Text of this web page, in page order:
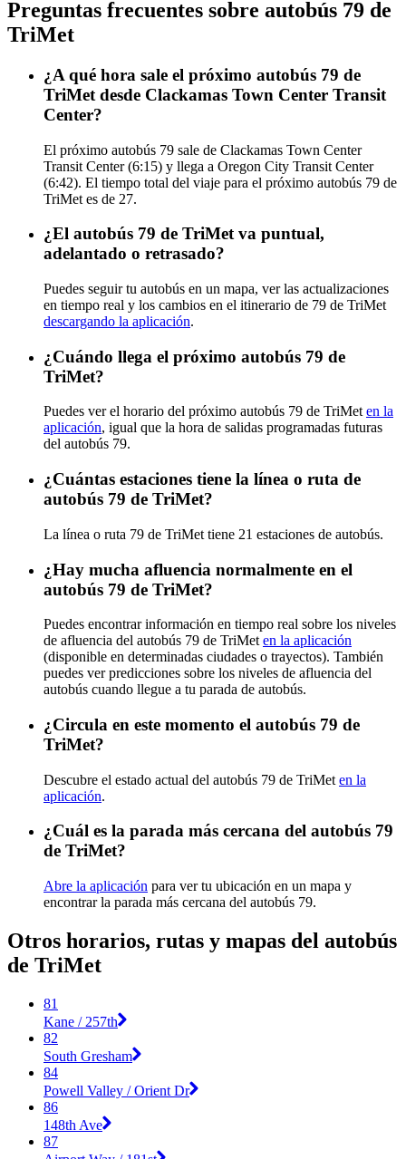
Preguntas frecuentes sobre autobús 79 de
TriMet
¿A qué hora sale el próximo autobús 79 de
TriMet desde Clackamas Town Center Transit
Center?
El próximo autobús 79 sale de Clackamas Town Center
Transit Center (6:15) y llega a Oregon City Transit Center
(6:42). El tiempo total del viaje para el próximo autobús 79 de
TriMet es de 27.
¿El autobús 79 de TriMet va puntual,
adelantado o retrasado?
Puedes seguir tu autobús en un mapa, ver las actualizaciones
en tiempo real y los cambios en el itinerario de 79 de TriMet
descargando la aplicación.
¿Cuándo llega el próximo autobús 79 de
TriMet?
Puedes ver el horario del próximo autobús 79 de TriMet en la
aplicación, igual que la hora de salidas programadas futuras
del autobús 79.
¿Cuántas estaciones tiene la línea o ruta de
autobús 79 de TriMet?
La línea o ruta 79 de TriMet tiene 21 estaciones de autobús.
¿Hay mucha afluencia normalmente en el
autobús 79 de TriMet?
Puedes encontrar información en tiempo real sobre los niveles
de afluencia del autobús 79 de TriMet en la aplicación
(disponible en determinadas ciudades o trayectos). También
puedes ver predicciones sobre los niveles de afluencia del
autobús cuando llegue a tu parada de autobús.
¿Circula en este momento el autobús 79 de
TriMet?
Descubre el estado actual del autobús 79 de TriMet en la
aplicación.
¿Cuál es la parada más cercana del autobús 79
de TriMet?
Abre la aplicación para ver tu ubicación en un mapa y
encontrar la parada más cercana del autobús 79.
Otros horarios, rutas y mapas del autobús
de TriMet
81
Kane / 257th
82
South Gresham
84
Powell Valley / Orient Dr
86
148th Ave
87